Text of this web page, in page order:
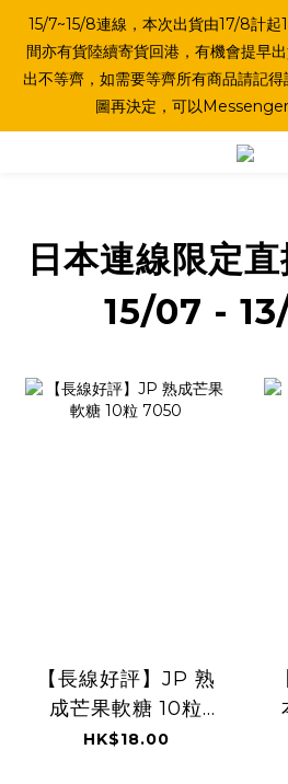
15/7~15/8連線，本次出貨由17/8計
間亦有貨陸續寄貨回港，有機會提早
出不等齊，如需要等齊所有商品請記
圖再決定，可以Messenger
日本連線限定
15/07 - 13/
【長線好評】JP 熟
成芒果軟糖 10粒
7050
HK$18.00